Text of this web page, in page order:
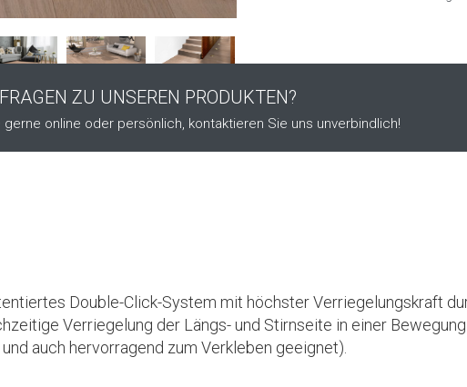
ZU UNSEREN PRODUKTEN?
gerne online oder persönlich, kontaktieren Sie uns unverbindlich!
Double-Click-System mit höchster Verriegelungskraft
Verriegelung der Längs- und Stirnseite in einer
auch hervorragend zum Verkleben geeignet).